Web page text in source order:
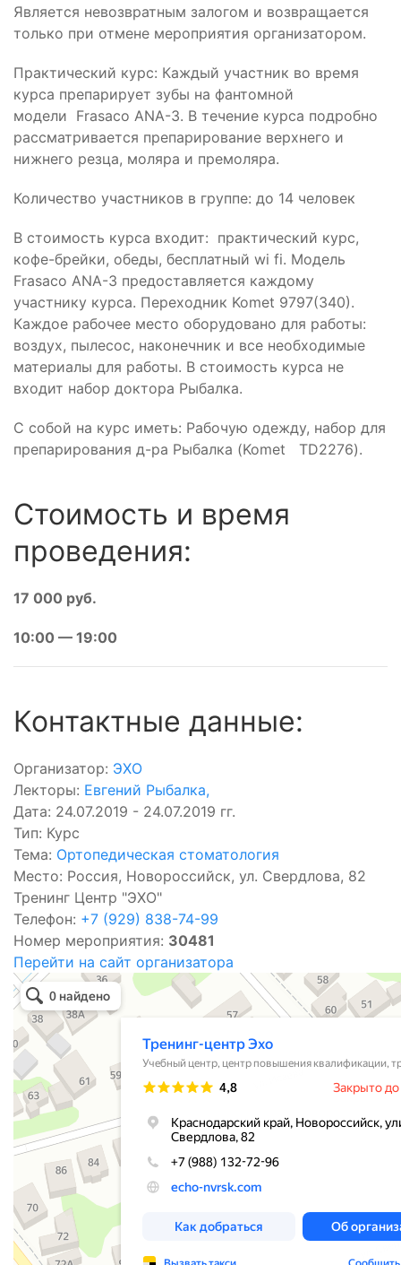
Является невозвратным залогом и возвращается
только при отмене мероприятия организатором.
Практический курс: Каждый участник во время
курса препарирует зубы на фантомной
модели Frasaco ANA-3. В течение курса подробно
рассматривается препарирование верхнего и
нижнего резца, моляра и премоляра.
Количество участников в группе: до 14 человек
В стоимость курса входит: практический курс,
кофе-брейки, обеды, бесплатный wi fi. Модель
Frasaco ANA-3 предоставляется каждому
участнику курса. Переходник Komet 9797(340).
Каждое рабочее место оборудовано для работы:
воздух, пылесос, наконечник и все необходимые
материалы для работы. В стоимость курса не
входит набор доктора Рыбалка.
С собой на курс иметь: Рабочую одежду, набор для
препарирования д-ра Рыбалка (Komet TD2276).
Стоимость и время
проведения:
17 000 руб.
10:00 — 19:00
Контактные данные:
Организатор: ЭХО
Лекторы: Евгений Рыбалка,
Дата: 24.07.2019 - 24.07.2019 гг.
Тип: Курс
Тема: Ортопедическая стоматология
Место: Россия, Новороссийск, ул. Свердлова, 82
Тренинг Центр "ЭХО"
Телефон: +7 (929) 838-74-99
Номер мероприятия: 30481
Перейти на сайт организатора